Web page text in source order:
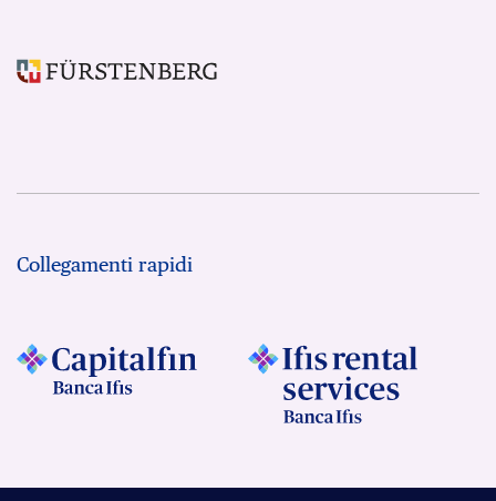
Collegamenti rapidi